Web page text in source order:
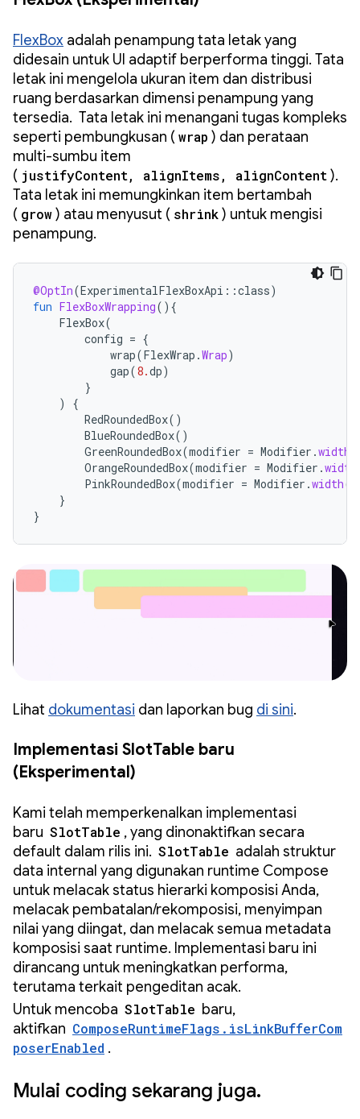
FlexBox adalah penampung tata letak yang
didesain untuk UI adaptif berperforma tinggi. Tata
letak ini mengelola ukuran item dan distribusi
ruang berdasarkan dimensi penampung yang
tersedia. Tata letak ini menangani tugas kompleks
seperti pembungkusan ( wrap ) dan perataan
multi-sumbu item
( justifyContent, alignItems, alignContent).
Tata letak ini memungkinkan item bertambah
( grow) atau menyusut ( shrink) untuk mengisi
penampung.
@OptIn(ExperimentalFlexBoxApi ::class)
fun FlexBoxWrapping(){
FlexBox(
config = {
wrap(FlexWrap .Wrap)
gap(8.dp)
}
)
{
RedRoundedBox()
BlueRoundedBox()
GreenRoundedBox(modifier = Modifier .width
OrangeRoundedBox(modifier = Modifier .width
PinkRoundedBox(modifier = Modifier .width(
}
}
Lihat dokumentasi dan laporkan bug di sini.
Implementasi SlotTable baru
(Eksperimental)
Kami telah memperkenalkan implementasi
baru SlotTable , yang dinonaktifkan secara
default dalam rilis ini. SlotTable adalah struktur
data internal yang digunakan runtime Compose
untuk melacak status hierarki komposisi Anda,
melacak pembatalan/rekomposisi, menyimpan
nilai yang diingat, dan melacak semua metadata
komposisi saat runtime. Implementasi baru ini
dirancang untuk meningkatkan performa,
terutama terkait pengeditan acak.
Untuk mencoba SlotTable baru,
aktifkan ComposeRuntimeFlags.isLinkBufferCom
poserEnabled .
Mulai coding sekarang juga.